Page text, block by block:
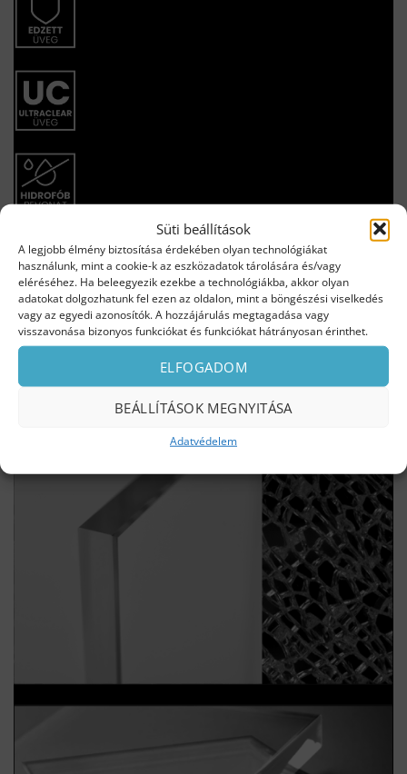
Süti beállítások
A legjobb élmény biztosítása érdekében olyan technológiákat
használunk, mint a cookie-k az eszközadatok tárolására és/vagy
eléréséhez. Ha beleegyezik ezekbe a technológiákba, akkor olyan
adatokat dolgozhatunk fel ezen az oldalon, mint a böngészési viselkedés
vagy az egyedi azonosítók. A hozzájárulás megtagadása vagy
visszavonása bizonyos funkciókat és funkciókat hátrányosan érinthet.
ELFOGADOM
BEÁLLÍTÁSOK MEGNYITÁSA
Adatvédelem
ZUHANYKABINOK